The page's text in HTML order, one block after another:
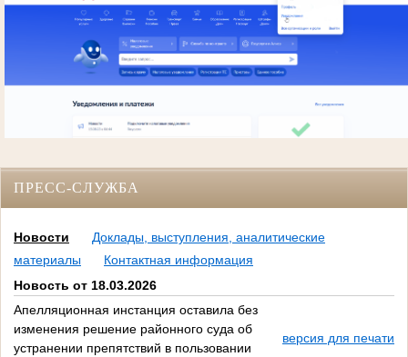
ПРЕСС-СЛУЖБА
Новости
Доклады, выступления, аналитические
материалы
Контактная информация
Новость от 18.03.2026
Апелляционная инстанция оставила без
изменения решение районного суда об
устранении препятствий в пользовании
версия для печати